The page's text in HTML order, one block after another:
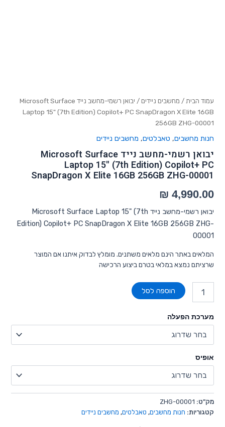
עמוד הבית / מחשבים ניידים
/ יבואן רשמי-מחשב נייד Microsoft Surface
Laptop 15" (7th Edition) Copilot+ PC SnapDragon X Elite 16GB
256GB ZHG-00001
חנות מחשבים, טאבלטים, מחשבים ניידים
יבואן רשמי-מחשב נייד Microsoft Surface
Laptop 15" (7th Edition) Copilot+ PC
SnapDragon X Elite 16GB 256GB ZHG-00001
‏4,990.00 ₪
יבואן רשמי-מחשב נייד Microsoft Surface Laptop 15" (7th
Edition) Copilot+ PC SnapDragon X Elite 16GB 256GB ZHG-
00001
המלאים באתר הינם מלאים משתנים. מומלץ לבדוק איתנו אם המוצר
שרציתם נמצא במלאי בטרם ביצוע הרכישה
הוספה לסל
מערכת הפעלה
אופיס
מק"ט: ZHG-00001
קטגוריות: חנות מחשבים, טאבלטים, מחשבים ניידים